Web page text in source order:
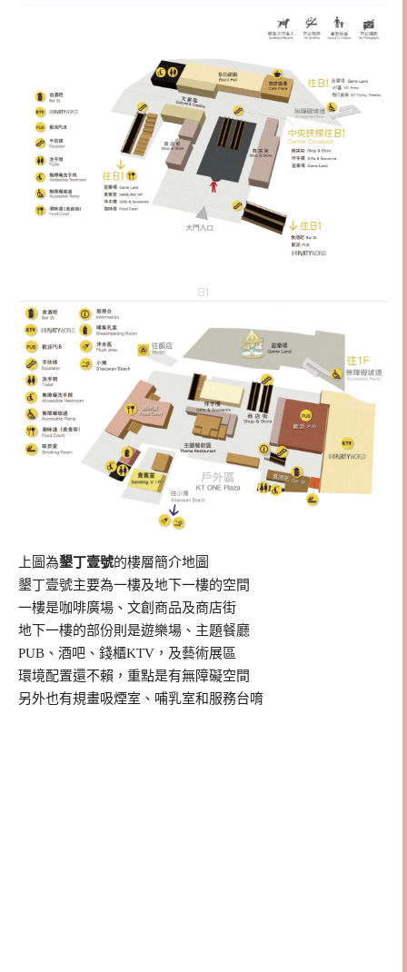
上圖為墾丁壹號的樓層簡介地圖
墾丁壹號主要為一樓及地下一樓的空間
一樓是咖啡廣場、文創商品及商店街
地下一樓的部份則是遊樂場、主題餐廳
PUB、酒吧、錢櫃KTV，及藝術展區
環境配置還不賴，重點是有無障礙空間
另外也有規畫吸煙室、哺乳室和服務台唷